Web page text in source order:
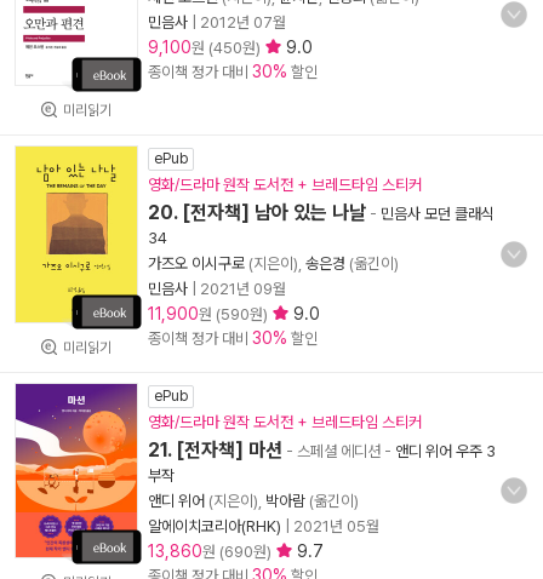
미리읽기
민음사
2012년 07월
9,100원 (450원) 9.0
종이책 정가 대비 30% 할인
미리읽기
ePub
영화/드라마 원작 도서전 + 브레드타임 스티커
20. [전자책] 남아 있는 나날 - 민음사 모던 클래식
34
가즈오 이시구로 (지은이), 송은경 (옮긴이)
민음사
2021년 09월
11,900원 (590원) 9.0
종이책 정가 대비 30% 할인
ePub
영화/드라마 원작 도서전 + 브레드타임 스티커
21. [전자책] 마션 - 스페셜 에디션 - 앤디 위어 우주 3
부작
앤디 위어 (지은이), 박아람 (옮긴이)
알에이치코리아(RHK)
2021년 05월
13,860원 (690원) 9.7